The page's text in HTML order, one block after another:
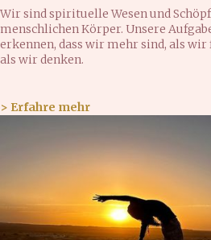
Wir sind spirituelle Wesen und
menschlichen Körper. Unsere
erkennen, dass wir mehr sind, als wir
als wir denken.
> Erfahre mehr